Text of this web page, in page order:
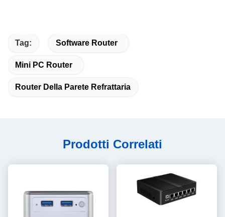
Tag: Software Router
Mini PC Router
Router Della Parete Refrattaria
Prodotti Correlati